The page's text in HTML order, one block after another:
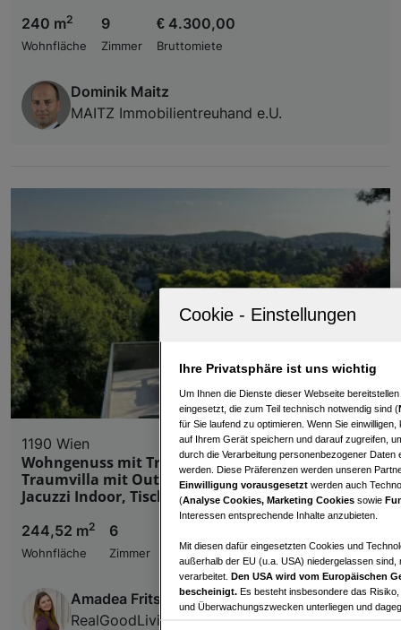
240 m2
Wohnfläche
9
Zimmer
€ 4.300,00
Bruttomiete
Dominik Maitz
MAITZ Immobilientreuhand e.U.
1190 Wien
Wohngenuss mit Traumfernblick: Teilmöblierte
Traumvilla mit Outdoorpool, Garten, Sauna,
Jacuzzi Indoor, Tischtennistisch, uvm.
244,52 m2
Wohnfläche
6
Zimmer Bruttomiete
Amadea Fritsch
RealGoodLiving Real Estate Services GmbH
Ihre Privatsphäre ist uns wichtig
Um Ihnen die Dienste dieser Webseite
eingesetzt, die zum Teil technisch notwendig sind (
für Sie laufend zu optimieren. Wenn Sie
auf Ihrem Gerät speichern und darauf zugreifen,
durch die Verarbeitung personenbezogener
werden. Diese Präferenzen werden unseren
Einwilligung vorausgesetzt werden auch
(Analyse Cookies, Marketing Cookies sowie
Interessen entsprechende Inhalte anzubieten.
Mit diesen dafür eingesetzten Cookies und
außerhalb der EU (u.a. USA) niedergelassen
verarbeitet. Den USA wird vom Europäischen
bescheinigt. Es besteht insbesondere das
und Überwachungszwecken unterliegen und